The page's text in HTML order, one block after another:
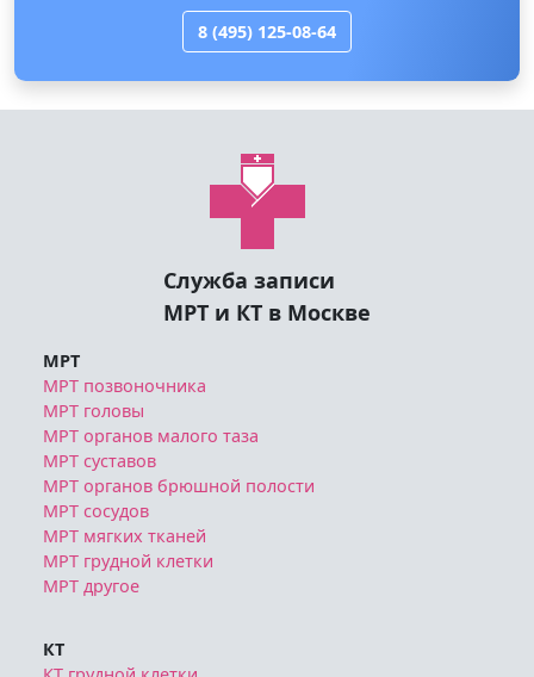
8 (495) 125-08-64
Служба записи
МРТ и КТ в Москве
МРТ
МРТ позвоночника
МРТ головы
МРТ органов малого таза
МРТ суставов
МРТ органов брюшной полости
МРТ сосудов
МРТ мягких тканей
МРТ грудной клетки
МРТ другое
КТ